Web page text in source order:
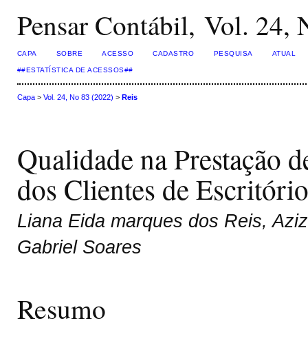
Pensar Contábil, Vol. 24,
CAPA SOBRE ACESSO CADASTRO PESQUISA ATUAL
##ESTATÍSTICA DE ACESSOS##
Capa> Vol. 24, No 83 (2022) > Reis
Qualidade na Prestação
dos Clientes de
Liana Eida marques dos Reis,
Gabriel Soares
Resumo